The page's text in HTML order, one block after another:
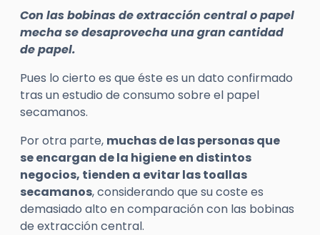
Con las bobinas de extracción central o papel
mecha se desaprovecha una gran cantidad
de papel.
Pues lo cierto es que éste es un dato confirmado
tras un estudio de consumo sobre el papel
secamanos.
Por otra parte, muchas de las personas que
se encargan de la higiene en distintos
negocios, tienden a evitar las toallas
secamanos, considerando que su coste es
demasiado alto en comparación con las bobinas
de extracción central.